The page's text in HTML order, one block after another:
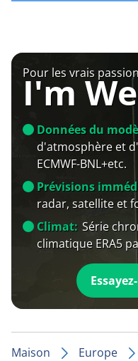
Pour les vrais
I'm
Données du
d'atmosphère et
ECMWF-BNL+etc.
Prévisions
radar, satellite et
Climat: Série
climatique ERA5
Maison Europe